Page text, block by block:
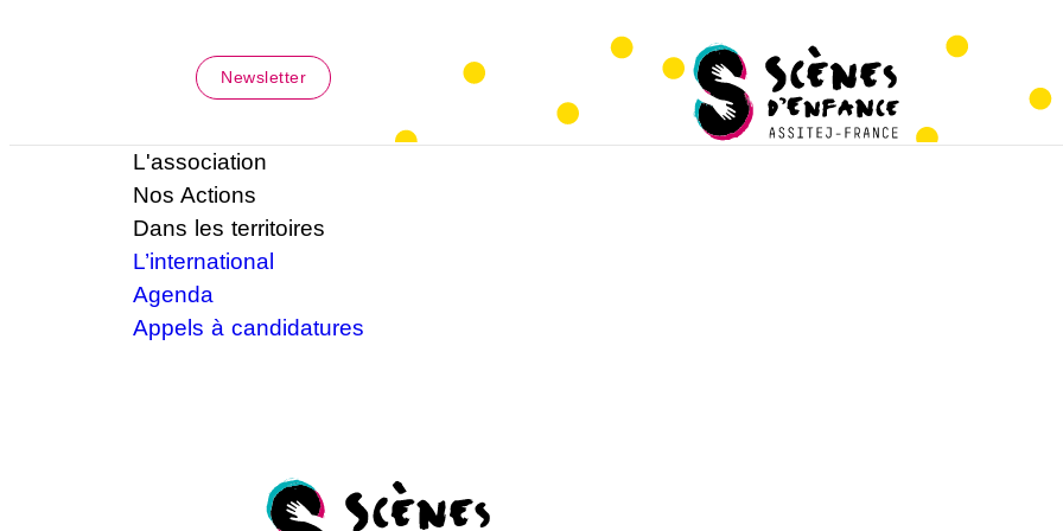
Newsletter
L'association
Nos Actions
Dans les territoires
L’international
Agenda
Appels à candidatures